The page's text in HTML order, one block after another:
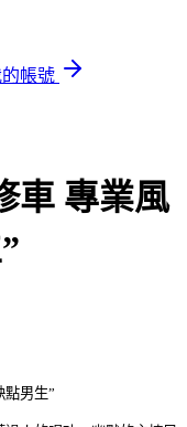
帳號
車 專業風